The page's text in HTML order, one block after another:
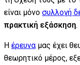
είναι μόνο συλλογή
πρακτική εξάσκηση.
Η έρευνα μας έχει
θεωρητικό μέρος,